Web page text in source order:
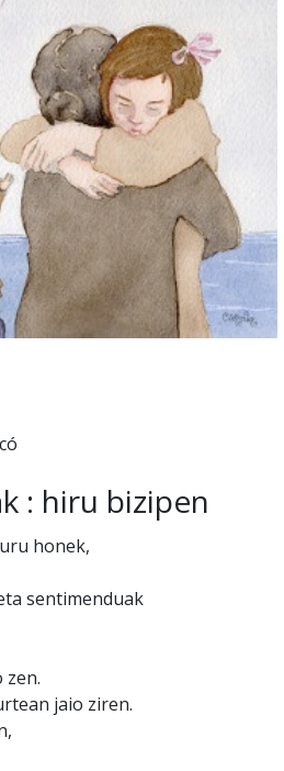
: hiru bizipen
honek,
sentimenduak
zen.
jaio ziren.